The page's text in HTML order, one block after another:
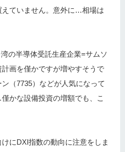
えていません。意外に…相場は
の半導体受託生産企業=サムソ
画を僅かですが増やすそうで
（7735）などが人気になって
かな設備投資の増額でも、こ
にDXI指数の動向に注意をしま